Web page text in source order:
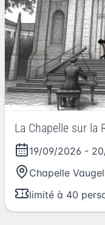
La Chapelle sur la
19/09/2026 -
Chapelle
limité à 40